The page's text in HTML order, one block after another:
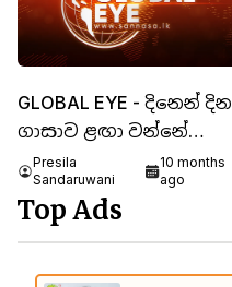
ප්‍රතිසංස්කරණීය මාවත
GLOBAL EYE - දිනෙන් දින
ගාසාව ළඟා වන්නේ
මරණයට ද?
Presila
Sandaruwani
10 months
ago
Top Ads